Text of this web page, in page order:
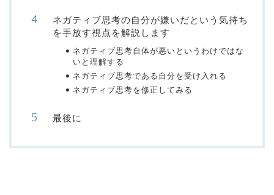
ネガティブ思考の自分が嫌いだという気持ち
を手放す視点を解説します
ネガティブ思考自体が悪いというわけではな
いと理解する
ネガティブ思考である自分を受け入れる
ネガティブ思考を修正してみる
最後に